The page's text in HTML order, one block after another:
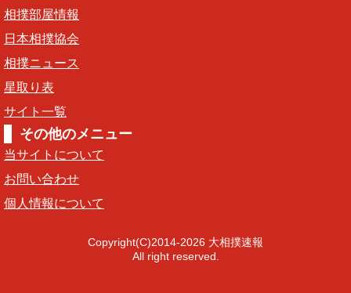
相撲部屋情報
日本相撲協会
相撲ニュース
星取り表
サイト一覧
その他のメニュー
当サイトについて
お問い合わせ
個人情報について
Copyright(C)2014-2026 大相撲速報
All right reserved.